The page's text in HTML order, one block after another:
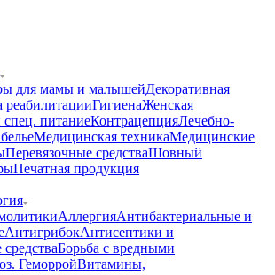
для мамы и малышейДекоративная
реабилитацииГигиенаЖенская
спец. питаниеКонтрацепцияЛечебно-
Медицинская техникаМедицинские
Перевязочные средстваШовный
Печатная продукция
АллергияАнтибактериальные и
АнтигрибокАнтисептики и
Борьба с вредными
ГеморройВитамины,